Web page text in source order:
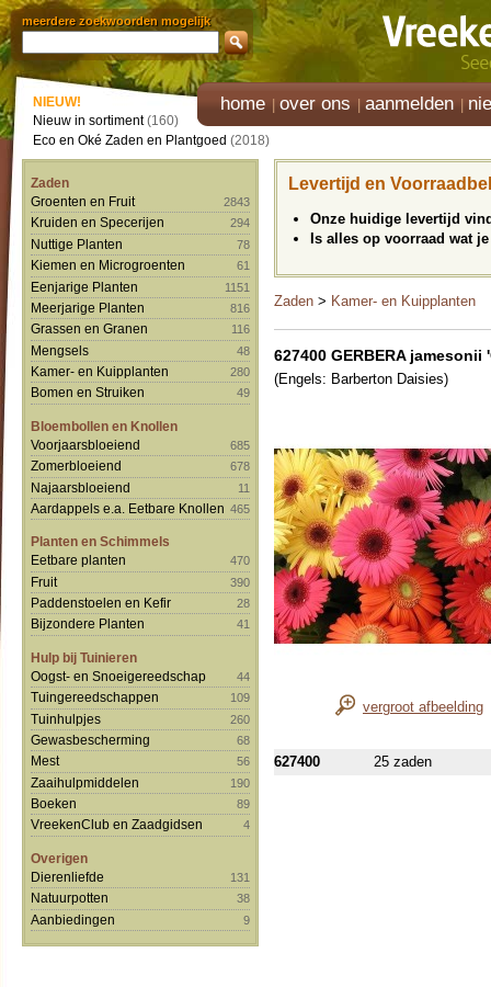
meerdere zoekwoorden mogelijk
home over ons aanmelden
NIEUW!
Nieuw in sortiment(160)
Eco en Oké Zaden en Plantgoed (2018)
Zaden
Groenten en Fruit
2843
Kruiden en Specerijen 294
Nuttige Planten 78
Kiemen en Microgroenten 61
Eenjarige Planten 1151
Meerjarige Planten 816
Grassen en Granen 116
Mengsels 48
Kamer- en Kuipplanten 280
Bomen en Struiken 49
Bloembollen en Knollen
Voorjaarsbloeiend
685
Zomerbloeiend 678
Najaarsbloeiend 11
Aardappels e.a. Eetbare Knollen 465
Planten en Schimmels
Eetbare planten
470
Fruit 390
Paddenstoelen en Kefir 28
Bijzondere Planten 41
Hulp bij Tuinieren
Oogst- en Snoeigereedschap
44
Tuingereedschappen 109
Tuinhulpjes 260
Gewasbescherming 68
Mest 56
Zaaihulpmiddelen 190
Boeken 89
VreekenClub en Zaadgidsen 4
Overigen
Dierenliefde
131
Natuurpotten 38
Aanbiedingen 9
Levertijd en
Onze huidige levertijd
Is alles op voorraad wat
Zaden > Kamer- en Kuipplanten
627400 GERBERA
(Engels: Barberton Daisies)
vergroot afbeelding
627400 25 zaden